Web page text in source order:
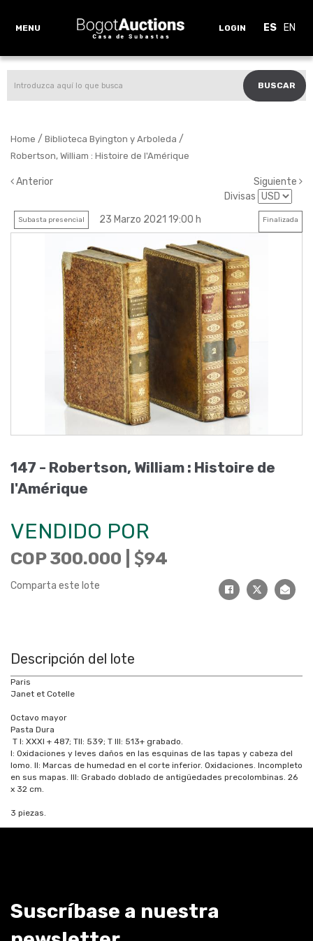
MENU LOGIN ES EN
BUSCAR
Home / Biblioteca Byington y Arboleda /
Robertson, William : Histoire de l'Amérique
Anterior
Siguiente
Divisas
Subasta presencial 23 Marzo 2021 19:00 h Finalizada
147 - Robertson, William : Histoire de
l'Amérique
VENDIDO POR
COP 300.000 | 94
Comparta este lote
Descripción del lote
Paris
Janet et Cotelle
Octavo mayor
Pasta Dura
T I: XXXI + 487; TII: 539; T III: 513+ grabado.
I: Oxidaciones y leves daños en las esquinas de las tapas y cabeza del
lomo. II: Marcas de humedad en el corte inferior. Oxidaciones. Incompleto
en sus mapas. III: Grabado doblado de antigüedades precolombinas. 26
x 32 cm.
3 piezas.
Suscríbase a nuestra